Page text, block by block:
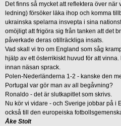
Det finns så mycket att reflektera över
ledning) försöker läka ihop och komma
ukrainska spelarna insvepta i sina
omöjligt att frigöra sig från tanken att det
påverkade deras otillräckliga insats.
Vad skall vi tro om England som såg
hjälp av ett österrikiskt huvud för att
innan näsan sprack.
Polen-Nederländerna 1-2 - kanske den
Portugal var gör man av all begåvning?
Ronaldo - det är slutkapitlet som skrivs.
Nu kör vi vidare - och Sverige jobbar på i
också till den europeiska
Åke Stolt